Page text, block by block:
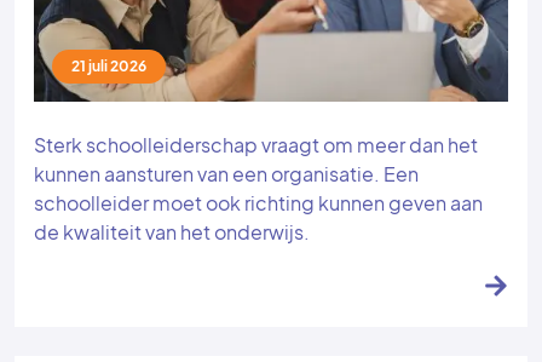
21 juli 2026
Sterk schoolleiderschap vraagt om meer dan het
kunnen aansturen van een organisatie. Een
schoolleider moet ook richting kunnen geven aan
de kwaliteit van het onderwijs.